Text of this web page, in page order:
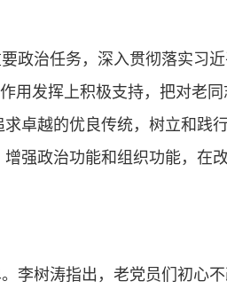
政治任务，深入贯彻落实习
用发挥上积极支持，把对老
卓越的优良传统，树立和践
强政治功能和组织功能，在
李树涛指出，老党员们初心